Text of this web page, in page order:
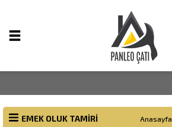
EMEK OLUK TAMIRI Anasayfa